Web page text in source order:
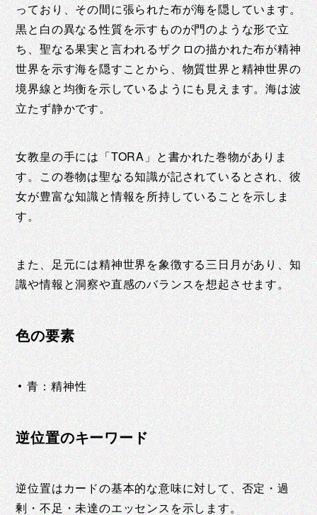
っており、その間に張られた布が海を隠しています。
黒と白の異なる性質を示すものが門のような形で立
ち、聖なる果実と言われるザクロの描かれた布が精神
世界を示す海を隠すことから、物質世界と精神世界の
境界線と均衡を示しているようにも見えます。海は波
立たず静かです。
女教皇の手には「TORA」と書かれた巻物がありま
す。この巻物は聖なる知識が記されているとされ、彼
女が豊富な知識と情報を所持していることを示しま
す。
また、足元には精神世界を象徴する三日月があり、知
識や情報と洞察や直感のバランスを想起させます。
色の要素
青：精神性
逆位置のキーワード
逆位置はカードの基本的な意味に対して、否定・過
剰・不足・未達のエッセンスを示します。